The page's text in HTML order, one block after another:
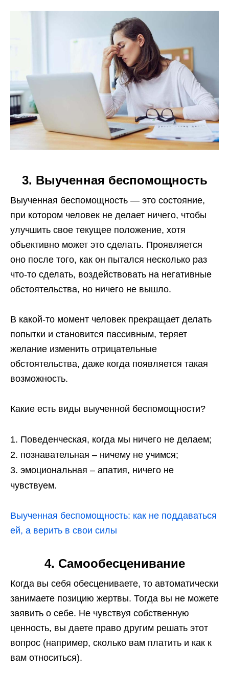
3. Выученная беспомощность
Выученная беспомощность — это состояние,
при котором человек не делает ничего, чтобы
улучшить свое текущее положение, хотя
объективно может это сделать. Проявляется
оно после того, как он пытался несколько раз
что-то сделать, воздействовать на негативные
обстоятельства, но ничего не вышло.
В какой-то момент человек прекращает делать
попытки и становится пассивным, теряет
желание изменить отрицательные
обстоятельства, даже когда появляется такая
возможность.
Какие есть виды выученной беспомощности?
Поведенческая, когда мы ничего не делаем;
познавательная – ничему не учимся;
эмоциональная – апатия, ничего не
чувствуем.
Выученная беспомощность: как не поддаваться
ей, а верить в свои силы
4. Самообесценивание
Когда вы себя обесцениваете, то автоматически
занимаете позицию жертвы. Тогда вы не можете
заявить о себе. Не чувствуя собственную
ценность, вы даете право другим решать этот
вопрос (например, сколько вам платить и как к
вам относиться).